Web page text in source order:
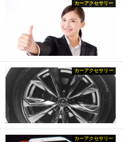
カーアクセサリー
カーアクセサリー
カーアクセサリー